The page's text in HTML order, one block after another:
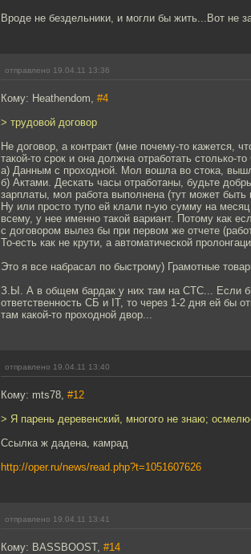
Вроде не бездельники, и могли бы жить...Вот не
отправлено 19.04.11 13:36
Кому: Heathendom, #4
> трудовой договор
Не договор, а контракт (мне почему-то кажется,
такой-то срок и она должна отработать столько-
а) Данным с проходной. Мол вошла во стока,
б) Актами. Дескать часы отработаны, будьте
зарплаты, мол работа выполнена (тут может быть
Ну или просто тупо ей клали n-ую сумму на
всему, у нее именно такой вариант. Потому как
с договором вылез бы при первом же отчете
То-есть как не крути, а автоматической
Это я все набрасал по быстрому) Грамотные
З.Ы. А в общем бардак у них там на СТС... Если
ответственность СБ и IT, то через 1-2 дня ей бы
там какой-то проходной двор...
отправлено 19.04.11 13:40
Кому: mts78, #12
> Я парень деревенский, многого не знаю;
Ссылка ж дадена, камрад
http://oper.ru/news/read.php?t=1051607626
отправлено 19.04.11 13:41
Кому: BASSBOOST, #14